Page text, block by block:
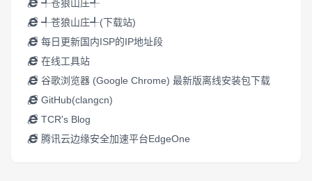
╃苍狼山庄╃
╃苍狼山庄╃(下载站)
每日更新国内ISP的IP地址段
在线工具站
谷歌浏览器 (Google Chrome) 最新版离线安装包下载
GitHub(clangcn)
TCR's Blog
腾讯云边缘安全加速平台EdgeOne